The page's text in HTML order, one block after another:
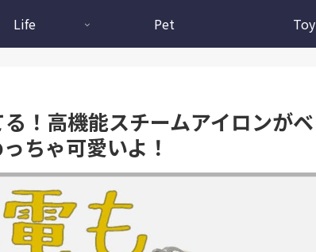
Life Pet Toy
！高機能スチームアイロンがベ
ちゃ可愛いよ！